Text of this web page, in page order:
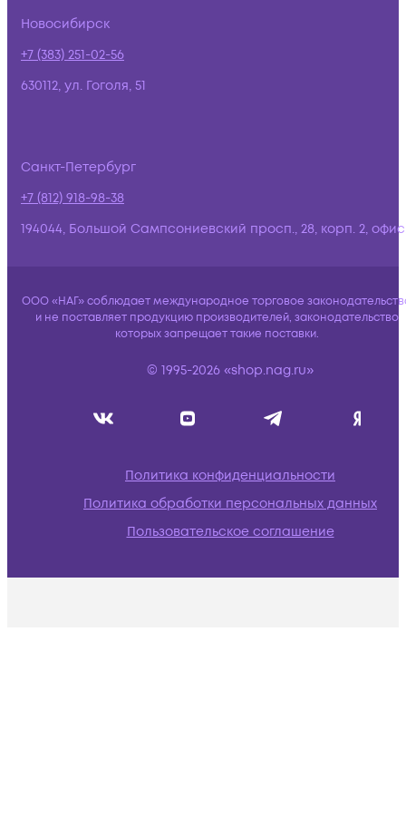
Новосибирск
+7 (383) 251-02-56
630112, ул. Гоголя, 51
Санкт-Петербург
+7 (812) 918-98-38
194044, Большой Сампсониевский просп., 28, корп. 2,
ООО «НАГ» соблюдает международное торговое
и не поставляет продукцию производителей, законодательство
которых запрещает такие поставки.
© 1995-2026 «shop.nag.ru»
Политика конфиденциальности
Политика обработки персональных данных
Пользовательское соглашение